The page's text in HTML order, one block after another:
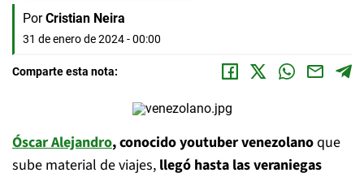
Por Cristian Neira
31 de enero de 2024 - 00:00
Comparte esta nota:
Óscar Alejandro, conocido youtuber venezolanoque
sube material de viajes, llegó hasta las veraniegas